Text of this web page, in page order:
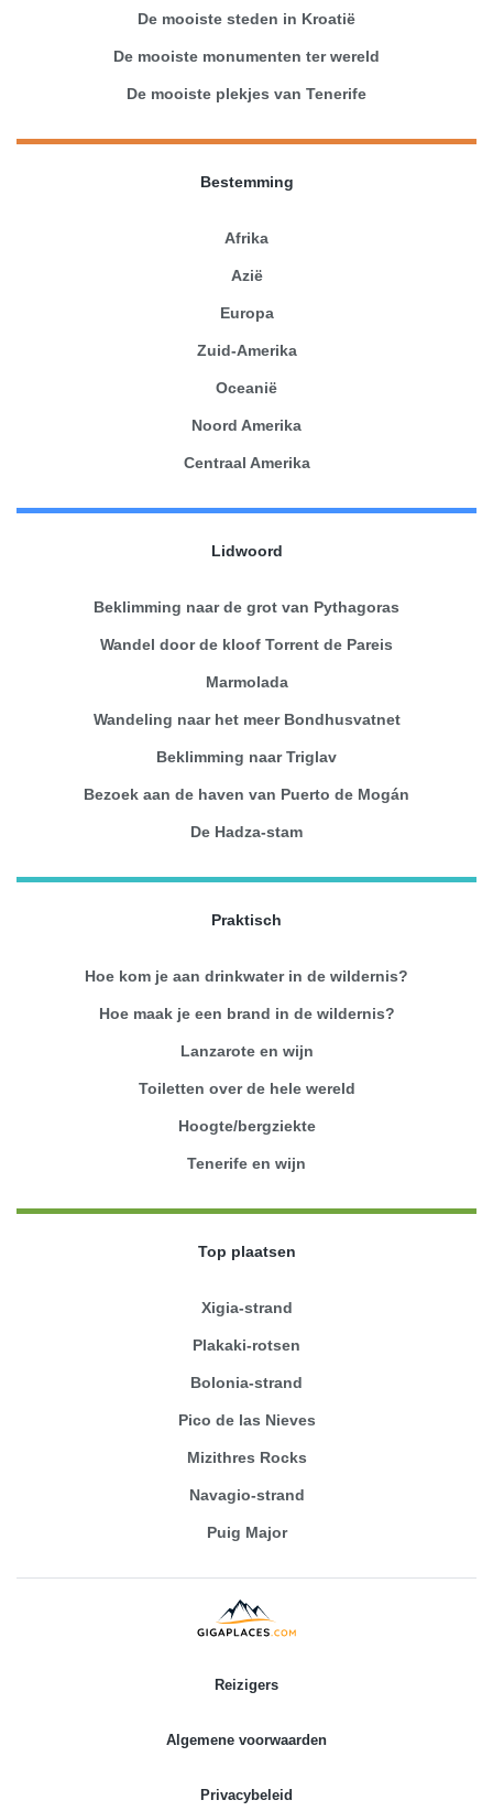
De mooiste steden in Kroatië
De mooiste monumenten ter wereld
De mooiste plekjes van Tenerife
Bestemming
Afrika
Azië
Europa
Zuid-Amerika
Oceanië
Noord Amerika
Centraal Amerika
Lidwoord
Beklimming naar de grot van Pythagoras
Wandel door de kloof Torrent de Pareis
Marmolada
Wandeling naar het meer Bondhusvatnet
Beklimming naar Triglav
Bezoek aan de haven van Puerto de Mogán
De Hadza-stam
Praktisch
Hoe kom je aan drinkwater in de wildernis?
Hoe maak je een brand in de wildernis?
Lanzarote en wijn
Toiletten over de hele wereld
Hoogte/bergziekte
Tenerife en wijn
Top plaatsen
Xigia-strand
Plakaki-rotsen
Bolonia-strand
Pico de las Nieves
Mizithres Rocks
Navagio-strand
Puig Major
Reizigers
Algemene voorwaarden
Privacybeleid